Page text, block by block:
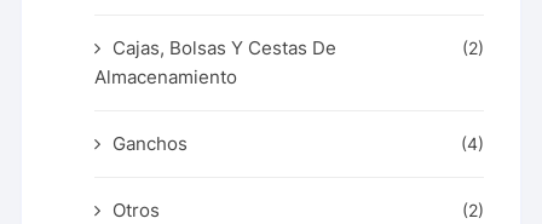
Cajas, Bolsas Y Cestas De
Almacenamiento
(2)
Ganchos (4)
Otros (2)